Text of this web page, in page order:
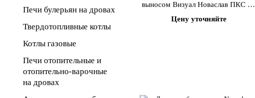
выносом Визуал Новаслав ПКС 04
Цену уточняйте
Печи булерьян на дровах
Твердотопливные котлы
Котлы газовые
Печи отопительные и
отопительно-варочные
на дровах